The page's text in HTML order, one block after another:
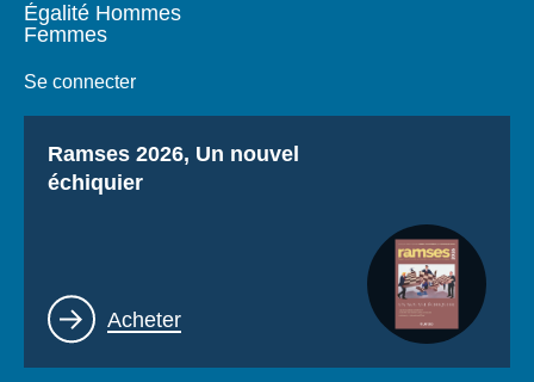
Égalité Hommes
Femmes
Se connecter
Titre
Ramses 2026, Un nouvel
échiquier
Lien
Acheter